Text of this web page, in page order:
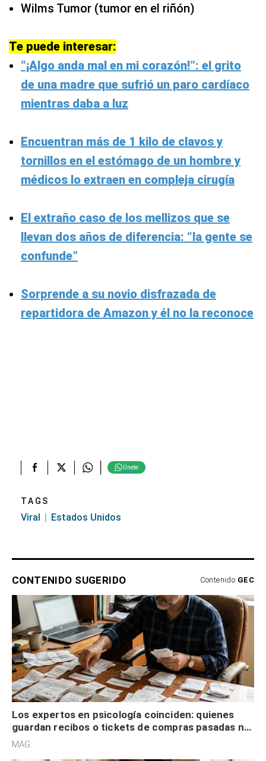
Wilms Tumor (tumor en el riñón)
Te puede interesar:
“¡Algo anda mal en mi corazón!”: el grito
de una madre que sufrió un paro cardíaco
mientras daba a luz
Encuentran más de 1 kilo de clavos y
tornillos en el estómago de un hombre y
médicos lo extraen en compleja cirugía
El extraño caso de los mellizos que se
llevan dos años de diferencia: “la gente se
confunde”
Sorprende a su novio disfrazada de
repartidora de Amazon y él no la reconoce
Únete
TAGS
Viral Estados Unidos
CONTENIDO SUGERIDO Contenido GEC
Los expertos en psicología coinciden: quienes
guardan recibos o tickets de compras pasadas no
son acumuladores, sino que tienen necesidad de
MAG.